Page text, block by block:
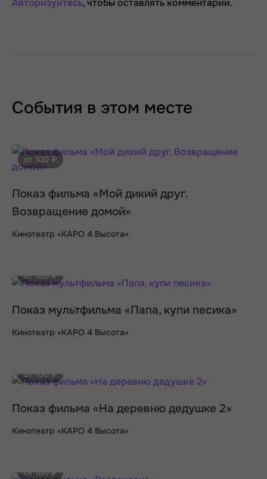
Авторизуйтесь, чтобы оставлять комментарии.
События в этом месте
от 100 ₽
Показ фильма «Мой дикий друг.
Возвращение домой»
Кинотеатр «КАРО 4 Высота»
от 100 ₽
Показ мультфильма «Папа, купи песика»
Кинотеатр «КАРО 4 Высота»
от 100 ₽
Показ фильма «На деревню дедушке 2»
Кинотеатр «КАРО 4 Высота»
от 100 ₽